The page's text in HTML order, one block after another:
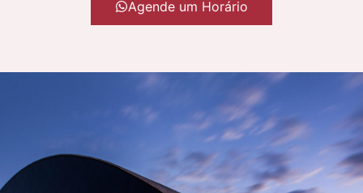
Agende um Horário